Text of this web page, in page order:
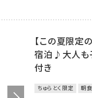
【この夏限定
宿泊♪大人も
付き
ちゅらとく限定 朝